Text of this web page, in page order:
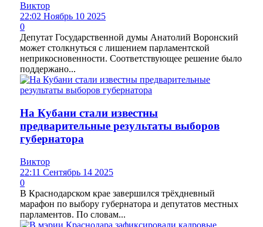
Виктор
22:02 Ноябрь 10 2025
0
Депутат Государственной думы Анатолий Воронский
может столкнуться с лишением парламентской
неприкосновенности. Соответствующее решение было
поддержано...
На Кубани стали известны
предварительные результаты выборов
губернатора
Виктор
22:11 Сентябрь 14 2025
0
В Краснодарском крае завершился трёхдневный
марафон по выбору губернатора и депутатов местных
парламентов. По словам...